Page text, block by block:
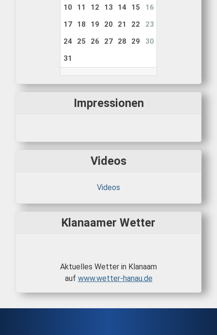
10
11 12 13 14 15
16
17
18 19 20 21 22
23
24
25 26 27 28 29
30
31
Impressionen
Videos
Videos
Klanaamer Wetter
Aktuelles Wetter in Klanaam
auf www.wetter-hanau.de